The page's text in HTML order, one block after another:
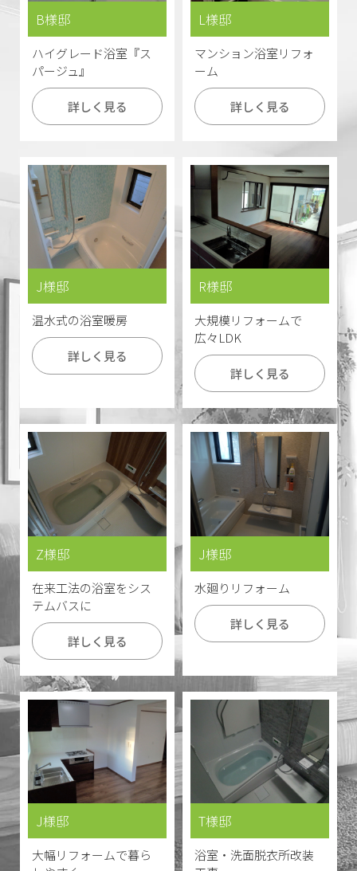
B様邸
ハイグレード浴室『ス
パージュ』
詳しく見る
L様邸
マンション浴室リフォ
ーム
詳しく見る
J様邸
温水式の浴室暖房
詳しく見る
R様邸
大規模リフォームで
広々LDK
詳しく見る
Z様邸
在来工法の浴室をシス
テムバスに
詳しく見る
J様邸
水廻りリフォーム
詳しく見る
J様邸
大幅リフォームで暮ら
T様邸
浴室・洗面脱衣所改装